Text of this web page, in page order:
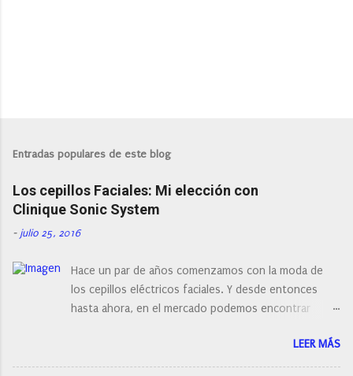
l
a
r
n
m
o
Entradas populares de este blog
Los cepillos Faciales: Mi elección con
Clinique Sonic System
- julio 25, 2016
Hace un par de años comenzamos con la moda de
los cepillos eléctricos faciales. Y desde entonces
hasta ahora, en el mercado podemos encontrar
características, a pilas, a batería, cepillos de rotación
o de oscilación... y naturalmente de todos los
LEER MÁS